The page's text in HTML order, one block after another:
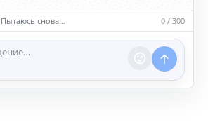
вправе удалять
доступ к чату при
снова… 0 / 300